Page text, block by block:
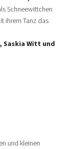
Schneewittchen
ihrem Tanz das
Saskia Witt und
und kleinen